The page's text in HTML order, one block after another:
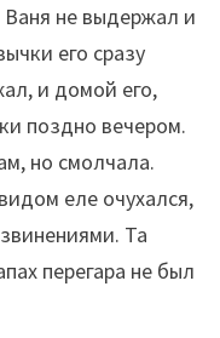
не выдержал и
его сразу
и домой его,
поздно вечером.
но смолчала.
еле очухался,
Та
перегара не был